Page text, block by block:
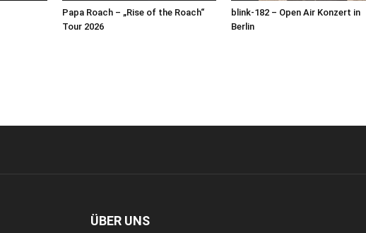
Papa Roach – „Rise of the Roach“
Tour 2026
blink-182 – Open Air Konzert in
Berlin
ÜBER UNS